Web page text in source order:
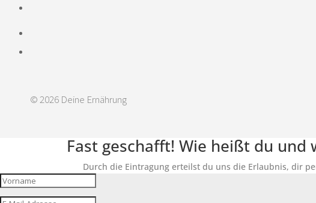
© 2026 Deine Ernährung
Fast geschafft! Wie heißt du
Durch die Eintragung erteilst du uns die Erlaubnis, dir